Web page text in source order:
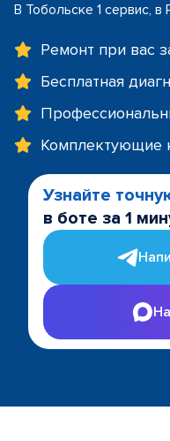
В Тобольске 1 сервис,
Ремонт при вас
Бесплатная
Комплектующие
Узнайте
в боте за 1